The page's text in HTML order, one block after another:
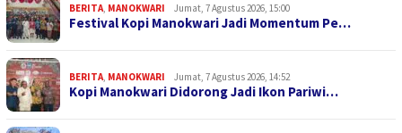
BERITA MANOKWARI Jumat, 7 Agustus 2026, 15:00
Festival Kopi Manokwari Jadi Momentum Pe…
BERITA MANOKWARI Jumat, 7 Agustus 2026, 14:52
Kopi Manokwari Didorong Jadi Ikon Pariwi…